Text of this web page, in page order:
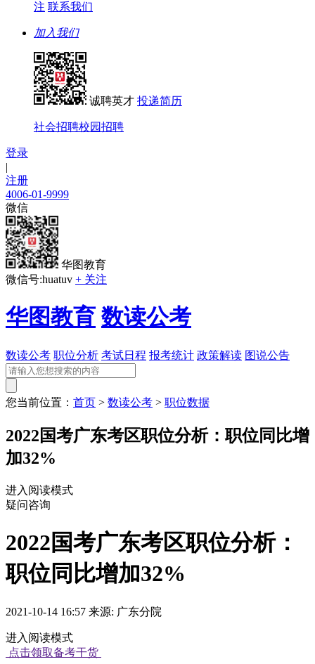
注 联系我们
加入我们
诚聘英才 投递简历
社会招聘校园招聘
登录
|
注册
4006-01-9999
微信
华图教育
微信号:huatuv + 关注
华图教育 数读公考
数读公考 职位分析 考试日程 报考统计 政策解读 图说公告
您当前位置： 首页 > 数读公考 > 职位数据
2022国考广东考区职位分析：职位同比增
加32%
进入阅读模式
疑问咨询
2022国考广东考区职位分析：
职位同比增加32%
2021-10-14 16:57 来源: 广东分院
进入阅读模式
点击领取备考干货